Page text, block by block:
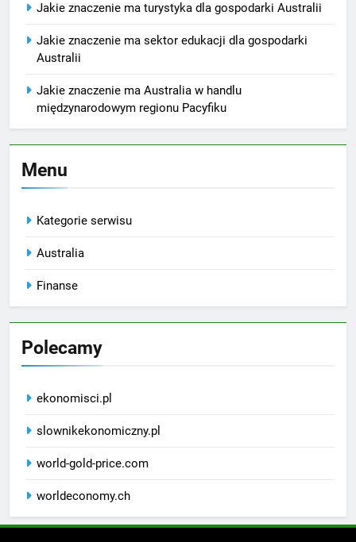
Jakie znaczenie ma turystyka dla gospodarki Australii
Jakie znaczenie ma sektor edukacji dla gospodarki
Australii
Jakie znaczenie ma Australia w handlu
międzynarodowym regionu Pacyfiku
Menu
Kategorie serwisu
Australia
Finanse
Polecamy
ekonomisci.pl
slownikekonomiczny.pl
world-gold-price.com
worldeconomy.ch